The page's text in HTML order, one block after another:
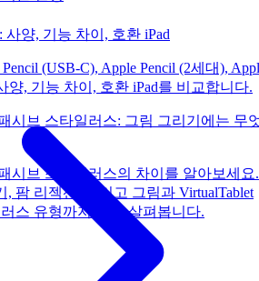
사양, 기능 차이, 호환 iPad
(USB-C), Apple Pencil (2세대),
양, 기능 차이, 호환 iPad를 비교합니다.
시브 스타일러스: 그림 그리기에는 무
시브 스타일러스의 차이를 알아보세요.
, 팜 리젝션, 그리고 그림과 VirtualTablet
스 유형까지 함께 살펴봅니다.